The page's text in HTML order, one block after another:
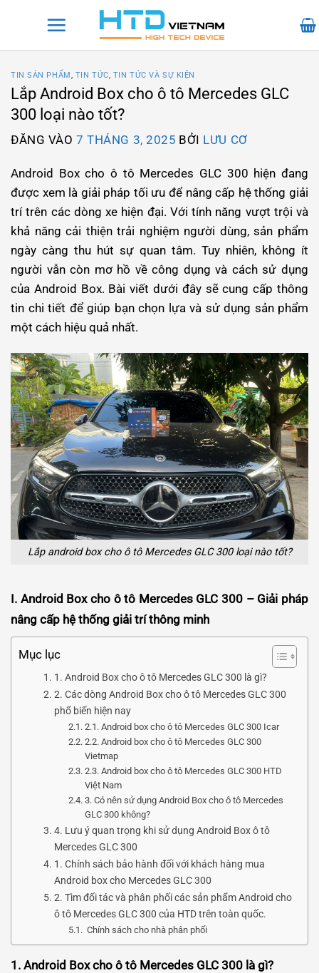
TIN SẢN PHẨM, TIN TỨC, TIN TỨC VÀ SỰ KIỆN
Lắp Android Box cho ô tô Mercedes GLC
300 loại nào tốt?
ĐĂNG VÀO7 THÁNG 3, 2025 BỞI LƯU CƠ
Android Box cho ô tô Mercedes GLC 300 hiện đang
được xem là giải pháp tối ưu để nâng cấp hệ thống giải
trí trên các dòng xe hiện đại. Với tính năng vượt trội và
khả năng cải thiện trải nghiệm người dùng, sản phẩm
ngày càng thu hút sự quan tâm. Tuy nhiên, không ít
người vẫn còn mơ hồ về công dụng và cách sử dụng
của Android Box. Bài viết dưới đây sẽ cung cấp thông
tin chi tiết để giúp bạn chọn lựa và sử dụng sản phẩm
một cách hiệu quả nhất.
Lắp android box cho ô tô Mercedes GLC 300 loại nào tốt?
I. Android Box cho ô tô Mercedes GLC 300 – Giải pháp
nâng cấp hệ thống giải trí thông minh
Mục lục
1. Android Box cho ô tô Mercedes GLC 300 là gì?
2. Các dòng Android Box cho ô tô Mercedes GLC 300
phổ biến hiện nay
2.1. Android box cho ô tô Mercedes GLC 300 Icar
2.2. Android box cho ô tô Mercedes GLC 300
Vietmap
2.3. Android box cho ô tô Mercedes GLC 300 HTD
Việt Nam
3. Có nên sử dụng Android Box cho ô tô Mercedes
GLC 300 không?
4. Lưu ý quan trọng khi sử dụng Android Box ô tô
Mercedes GLC 300
1. Chính sách bảo hành đối với khách hàng mua
Android box cho Mercedes GLC 300
2. Tìm đối tác và phân phối các sản phẩm Android cho
ô tô Mercedes GLC 300 của HTD trên toàn quốc.
Chính sách cho nhà phân phối
1. Android Box cho ô tô Mercedes GLC 300 là gì?